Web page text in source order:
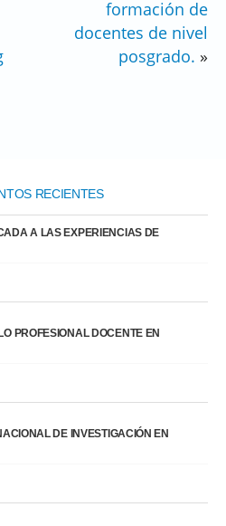
formación de
docentes de nivel
posgrado. »
RECIENTES
A LAS EXPERIENCIAS DE
PROFESIONAL DOCENTE EN
DE INVESTIGACIÓN EN